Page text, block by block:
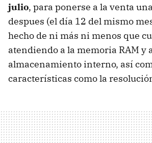
julio, para ponerse a la venta
despues (el día 12 del mismo
hecho de ni más ni menos que
atendiendo a la memoria RAM y
almacenamiento interno, así
características como la